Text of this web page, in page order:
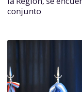
conjunto